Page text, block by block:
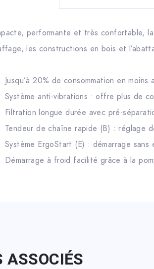
performante et très confortable,
les constructions en bois et
Jusqu’à 20% de consommation en
Système anti-vibrations : offre plus de
Filtration longue durée avec pré-
Tendeur de chaîne rapide (B) : réglage
Système ErgoStart (E) : démarrage
Démarrage à froid facilité grâce à la
ASSOCIÉS